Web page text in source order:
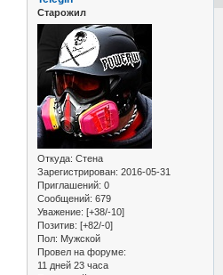
Старожил
Откуда: Стена
Зарегистрирован: 2016-05-31
Приглашений: 0
Сообщений: 679
Уважение: [+38/-10]
Позитив: [+82/-0]
Пол: Мужской
Провел на форуме:
11 дней 23 часа